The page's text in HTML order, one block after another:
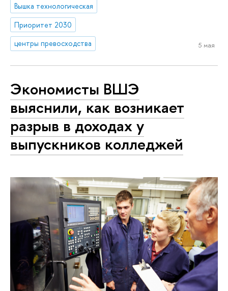
Вышка технологическая
Приоритет 2030
центры превосходства
5 мая
Экономисты ВШЭ
выяснили, как возникает
разрыв в доходах у
выпускников колледжей